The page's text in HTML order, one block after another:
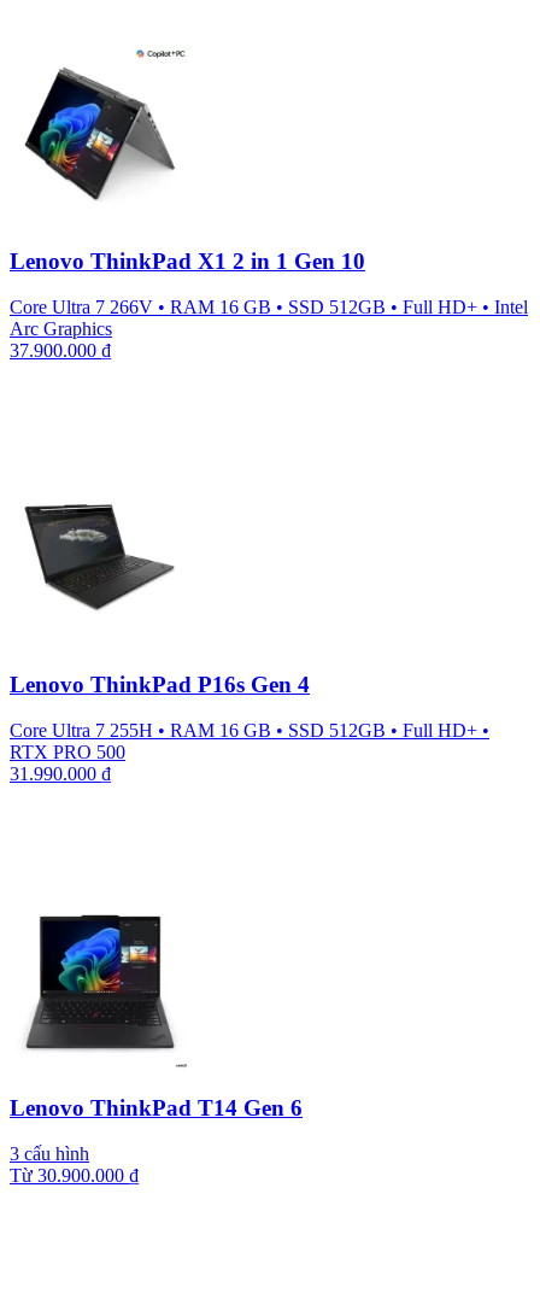
Lenovo ThinkPad X1 2 in 1 Gen 10
Core Ultra 7 266V • RAM 16 GB • SSD 512GB • Full HD+ • Intel
Arc Graphics
37.900.000 ₫
Lenovo ThinkPad P16s Gen 4
Core Ultra 7 255H • RAM 16 GB • SSD 512GB • Full HD+ •
RTX PRO 500
31.990.000 ₫
Lenovo ThinkPad T14 Gen 6
3 cấu hình
Từ 30.900.000 ₫